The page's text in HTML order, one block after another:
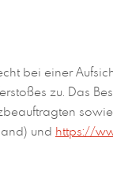
bei einer
zu. Das
und https://